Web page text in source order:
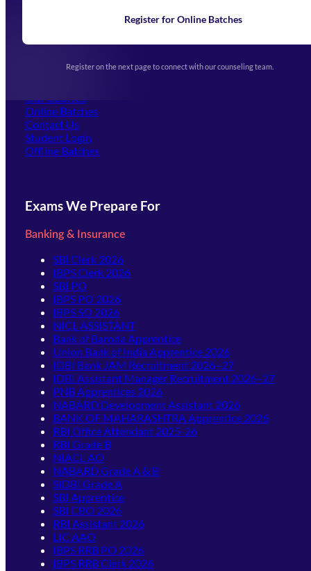
Register for Online Batches
Register on the next page to connect with our counseling team.
Upcoming Exams
(opens in new tab)
Our Courses
Online Batches
Contact Us
Student Login
Offline Batches
Exams We Prepare For
Banking & Insurance
SBI Clerk 2026
IBPS Clerk 2026
SBI PO
IBPS PO 2026
IBPS SO 2026
NICL ASSISTANT
Bank of Baroda Apprentice
Union Bank of India Apprentice 2026
IDBI Bank JAM Recruitment 2026–27
IDBI Assistant Manager Recruitment 2026–27
PNB Apprentices 2026
NABARD Development Assistant 2026
BANK OF MAHARASHTRA Apprentice 2026
RBI Office Attendant 2025-26
RBI Grade B
NIACL AO
NABARD Grade A & B
SIDBI Grade A
SBI Apprentice
SBI CBO 2026
RBI Assistant 2026
LIC AAO
IBPS RRB PO 2026
IBPS RRB Clerk 2026